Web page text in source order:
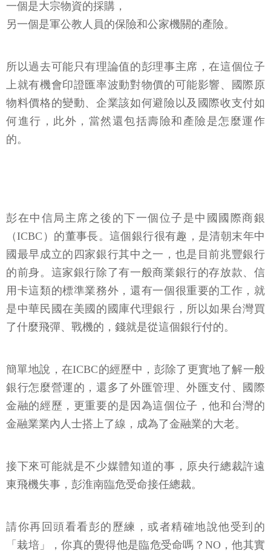
一個是大宗物資的採購，
另一個是軍公教人員的保險和公家機關的產險。
所以過去可能只有理論值的彭理事主席，在這個位子
上就有機會印證匯率波動對物價的可能影響、國際原
物料價格的變動、企業該如何避險以及國際收支付如
何進行，此外，當然還包括壽險和產險是怎麼運作
的。
彭在中信局主席之後的下一個位子是中國國際商銀
（ICBC）的董事長。這個銀行很有趣，是清朝末年中
國最早成立的四家銀行其中之一，也是目前兆豐銀行
的前身。這家銀行除了有一般商業銀行的存放款、信
用卡這類的標準業務外，還有一個很重要的工作，就
是中華民國在美國的國庫代理銀行，所以如果台灣買
了什麼飛彈、戰機的，錢就是從這個銀行付的。
簡單地說，在ICBC的經歷中，彭除了更實地了解一般
銀行怎麼營運的，還多了外匯管理、外匯支付、國際
金融的經歷，更重要的是因為這個位子，他和台灣的
金融業業內人士搭上了線，成為了金融業的大老。
接下來可能就是不少媒體知道的事，原央行總裁許遠
東飛機失事，彭淮南臨危受命接任總裁。
請你再回頭看看彭的歷練，或者精確地說他受到的
「栽培」，你真的覺得他是臨危受命嗎？NO，他其實